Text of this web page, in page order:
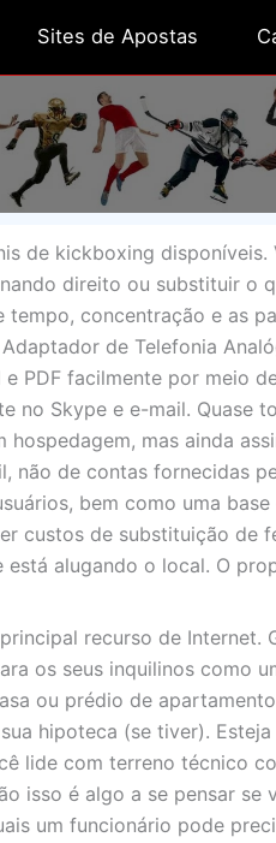
Sites de Apostas
de kickboxing disponíveis.
direito ou substituir o
concentração e as
de Telefonia
PDF facilmente por meio
no Skype e e-mail. Quase
mas ainda
de contas fornecidas
bem como uma
custos de substituição de
alugando o local. O
recurso de Internet.
os seus inquilinos como
ou prédio de
hipoteca (se tiver).
lide com terreno técnico
isso é algo a se pensar se
um funcionário pode